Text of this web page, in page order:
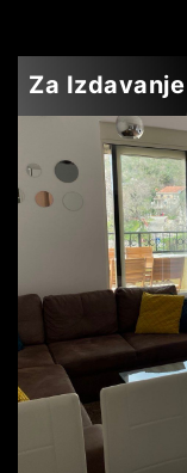
Za Izdavanje
PRŽNO
650€
63 m